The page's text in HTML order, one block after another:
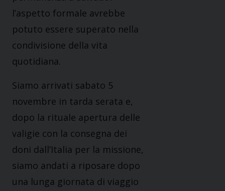
l’aspetto formale avrebbe
potuto essere superato nella
condivisione della vita
quotidiana.
Siamo arrivati sabato 5
novembre in tarda serata e,
dopo la rituale apertura delle
valigie con la consegna dei
doni dall’Italia per la missione,
siamo andati a riposare dopo
una lunga giornata di viaggio